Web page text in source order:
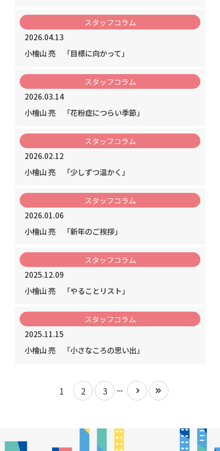
スタッフコラム
2026.04.13
小檜山 亮
「目標に向かって」
スタッフコラム
2026.03.14
小檜山 亮
「花粉症につらい季節」
スタッフコラム
2026.02.12
小檜山 亮
「少しずつ温かく」
スタッフコラム
2026.01.06
小檜山 亮
「新年のご挨拶」
スタッフコラム
2025.12.09
小檜山 亮
「やることリスト」
スタッフコラム
2025.11.15
小檜山 亮
「小さなころの思い出」
1 2 3 ...